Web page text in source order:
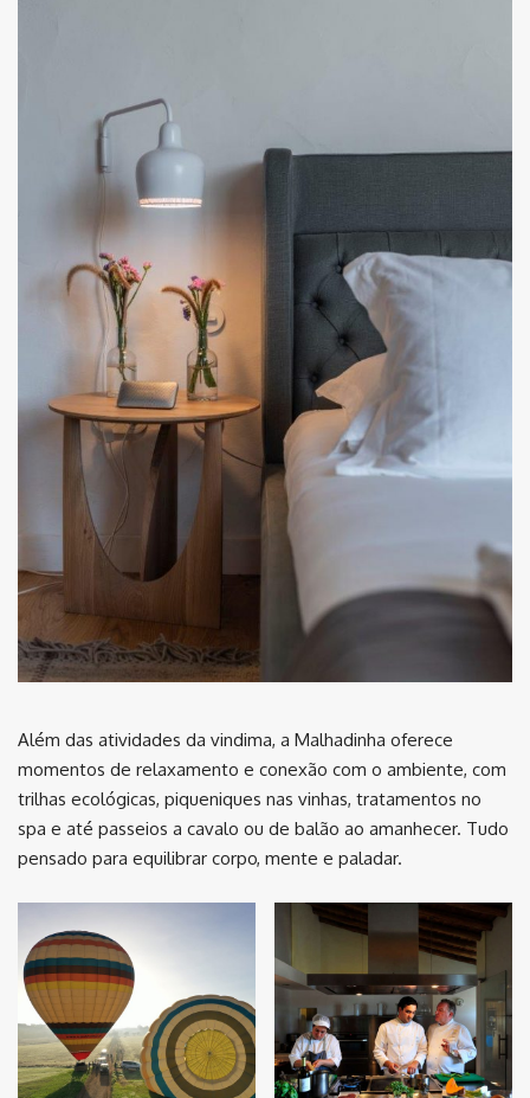
Além das atividades da vindima, a Malhadinha oferece
momentos de relaxamento e conexão com o ambiente, com
trilhas ecológicas, piqueniques nas vinhas, tratamentos no
spa e até passeios a cavalo ou de balão ao amanhecer. Tudo
pensado para equilibrar corpo, mente e paladar.